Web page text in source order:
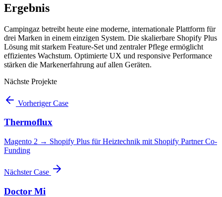
Ergebnis
Campingaz betreibt heute eine moderne, internationale Plattform für
drei Marken in einem einzigen System. Die skalierbare Shopify Plus
Lösung mit starkem Feature-Set und zentraler Pflege ermöglicht
effizientes Wachstum. Optimierte UX und responsive Performance
stärken die Markenerfahrung auf allen Geräten.
Nächste Projekte
Vorheriger Case
Thermoflux
Magento 2 → Shopify Plus für Heiztechnik mit Shopify Partner Co-
Funding
Nächster Case
Doctor Mi